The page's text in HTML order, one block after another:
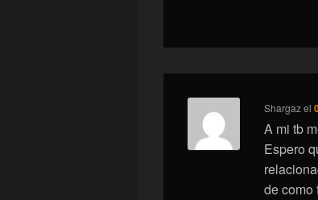
Shargazel
A mi tb
Espero
de como